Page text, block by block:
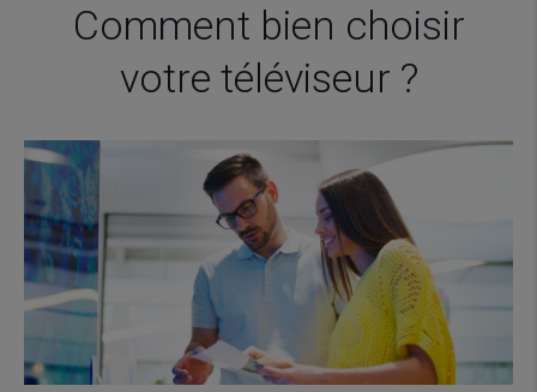
Comment bien choisir
votre téléviseur ?